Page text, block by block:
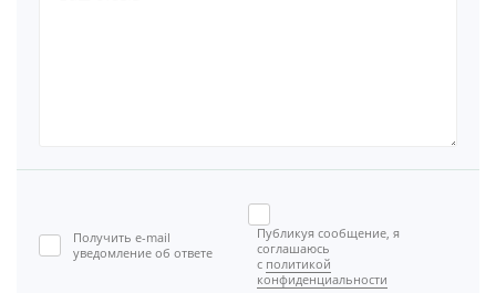
Получить e-mail
уведомление об ответе
Публикуя сообщение, я
соглашаюсь
с политикой
конфиденциальности